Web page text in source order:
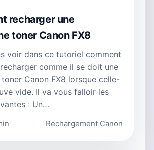
recharger une
toner Canon FX8
voir dans ce tutoriel comment
comme il se doit une
Canon FX8 lorsque celle-
vide. Il va vous falloir les
: Un…
Rechargement Canon